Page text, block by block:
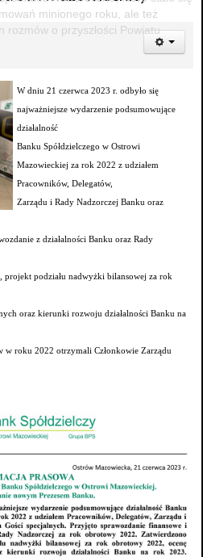
minionego roku, ale też
rozmów o przyszłości Powiatu
W dniu 21 czerwca 2023 r. odbyło się
najważniejsze wydarzenie podsumowujące
działalność
Banku Spółdzielczego w Ostrowi
Mazowieckiej za rok 2022 z udziałem
Pracowników, Delegatów,
Zarządu i Rady Nadzorczej Banku oraz
z działalności Banku oraz Rady
podziału nadwyżki bilansowej za rok
oraz kierunki rozwoju działalności Banku na
roku 2022 otrzymali Członkowie Zarządu